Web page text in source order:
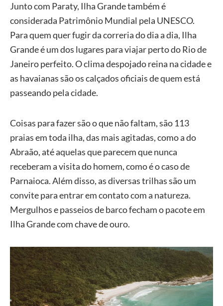
Junto com Paraty, Ilha Grande também é
considerada Patrimônio Mundial pela UNESCO.
Para quem quer fugir da correria do dia a dia, Ilha
Grande é um dos lugares para viajar perto do Rio de
Janeiro perfeito. O clima despojado reina na cidade e
as havaianas são os calçados oficiais de quem está
passeando pela cidade.
Coisas para fazer são o que não faltam, são 113
praias em toda ilha, das mais agitadas, como a do
Abraão, até aquelas que parecem que nunca
receberam a visita do homem, como é o caso de
Parnaioca. Além disso, as diversas trilhas são um
convite para entrar em contato com a natureza.
Mergulhos e passeios de barco fecham o pacote em
Ilha Grande com chave de ouro.